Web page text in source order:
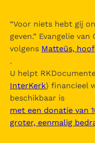
“Voor niets hebt gij
geven.” Evangelie
volgens Matteüs,
.
U helpt
InterKerk) financieel
beschikbaar is
met een donatie van
groter, eenmalig